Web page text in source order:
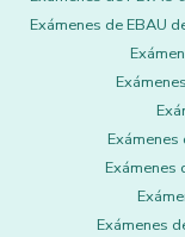
Exámenes de EBAU
Exámenes
Exámenes
Exámenes